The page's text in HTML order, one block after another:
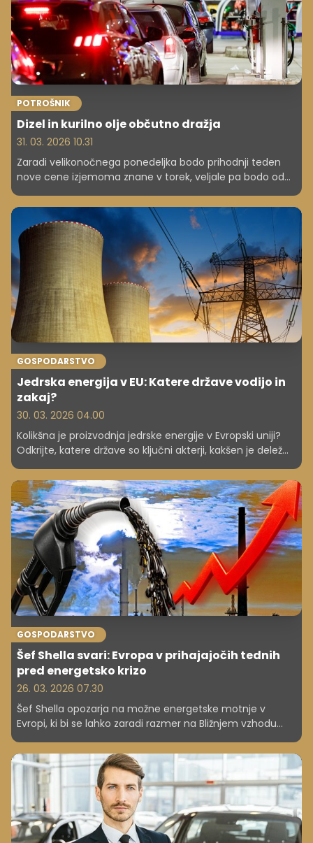
POTROŠNIK
Dizel in kurilno olje občutno dražja
31. 03. 2026 10.31
Zaradi velikonočnega ponedeljka bodo prihodnji teden
nove cene izjemoma znane v torek, veljale pa bodo od
GOSPODARSTVO
Jedrska energija v EU: Katere države vodijo in
zakaj?
30. 03. 2026 04.00
Kolikšna je proizvodnja jedrske energije v Evropski uniji?
Odkrijte, katere države so ključni akterji, kakšen je delež
nekatere bolj opirajo na ta vir kot druge.
GOSPODARSTVO
Šef Shella svari: Evropa v prihajajočih tednih
pred energetsko krizo
26. 03. 2026 07.30
Šef Shella opozarja na možne energetske motnje v
Evropi, ki bi se lahko zaradi razmer na Bližnjem vzhodu
tistim iz leta 2022.